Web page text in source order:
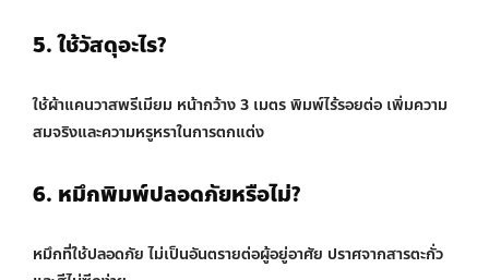
5. ใช้วัสดุอะไร?
ใช้ผ้าแคนวาสพรีเมียม หน้ากว้าง 3 เมตร พิมพ์ไร้รอยต่อ เพิ่มความ
สมจริงและความหรูหราในการตกแต่ง
6. หมึกพิมพ์ปลอดภัยหรือไม่?
หมึกที่ใช้ปลอดภัย ไม่เป็นอันตรายต่อผู้อยู่อาศัย ปราศจากสารตะกั่ว